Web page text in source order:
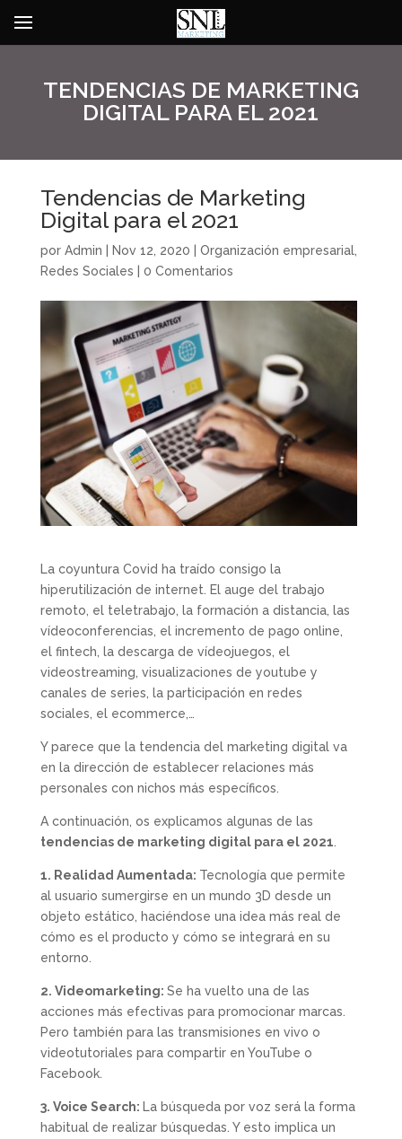
TENDENCIAS DE MARKETING
DIGITAL PARA EL 2021
Tendencias de Marketing
Digital para el 2021
por Admin Nov 12, 2020 Organización empresarial,
Redes Sociales
0 Comentarios
La coyuntura Covid ha traído consigo la
hiperutilización de internet. El auge del trabajo
remoto, el teletrabajo, la formación a distancia, las
vídeoconferencias, el incremento de pago online,
el fintech, la descarga de vídeojuegos, el
videostreaming, visualizaciones de youtube y
canales de series, la participación en redes
sociales, el ecommerce,…
Y parece que la tendencia del marketing digital va
en la dirección de establecer relaciones más
personales con nichos más específicos.
A continuación, os explicamos algunas de las
tendencias de marketing digital para el 2021
1. Realidad Aumentada: Tecnología que permite
al usuario sumergirse en un mundo 3D desde un
objeto estático, haciéndose una idea más real de
cómo es el producto y cómo se integrará en su
entorno.
2. Videomarketing: Se ha vuelto una de las
acciones más efectivas para promocionar marcas.
Pero también para las transmisiones en vivo o
videotutoriales para compartir en YouTube o
Facebook.
3. Voice Search: La búsqueda por voz será la forma
habitual de realizar búsquedas. Y esto implica un